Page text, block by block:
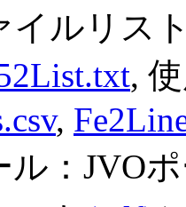
イルリス
,
,
：JVO